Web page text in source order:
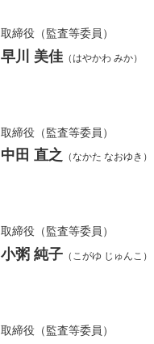
取締役（監査等委員）
早川 美佳 （はやかわ みか）
取締役（監査等委員）
中田 直之 （なかた なおゆき）
取締役（監査等委員）
小粥 純子 （こがゆ じゅんこ）
取締役（監査等委員）